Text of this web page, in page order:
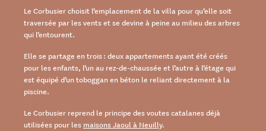
Le Corbusier choisit l’emplacement de la villa pour qu’elle soit
traversée par les vents et se devine à peine au milieu des arbres
qui l’entourent.
Elle se partage en trois : deux appartements ayant été créés
pour les enfants, l’un au rez-de-chaussée et l’autre à l’étage qui
est équipé d’un toboggan en béton le reliant directement à la
piscine.
Le Corbusier reprend le principe des voutes catalanes déjà
utilisées pour les maisons Jaoul à Neuilly.